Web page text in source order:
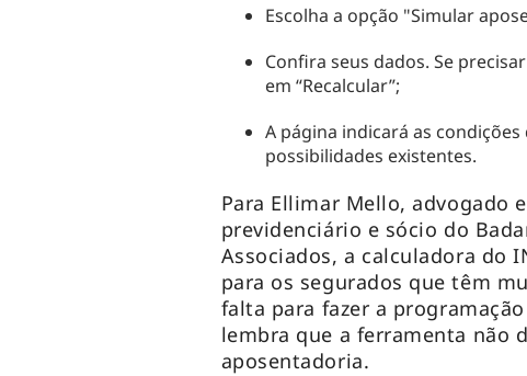
Escolha a opção "Simular
Confira seus dados. Se
em “Recalcular”;
A página indicará as
possibilidades existentes.
Para Ellimar Mello, advogado
previdenciário e sócio do
Associados, a calculadora do
para os segurados que têm
falta para fazer a
lembra que a ferramenta não
aposentadoria.